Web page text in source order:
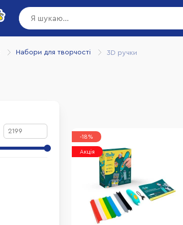
Набори для творчості 3D ручки
-18%
Акція